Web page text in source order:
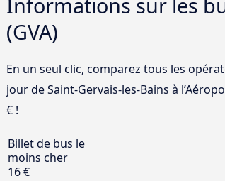
(GVA)
En un seul clic, comparez tous les
jour de Saint-Gervais-les-Bains à
€ !
Billet de bus le
moins cher
16 €